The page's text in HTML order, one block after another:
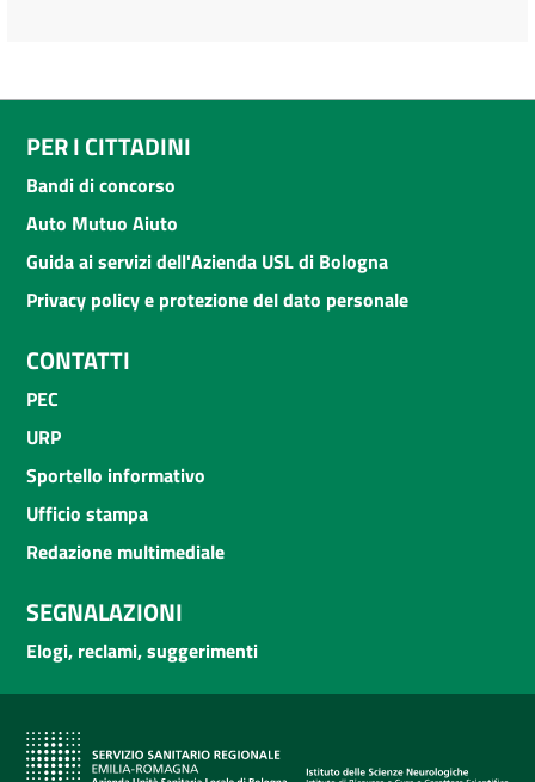
PER I CITTADINI
Bandi di concorso
Auto Mutuo Aiuto
Guida ai servizi dell'Azienda USL di Bologna
Privacy policy e protezione del dato personale
CONTATTI
PEC
URP
Sportello informativo
Ufficio stampa
Redazione multimediale
SEGNALAZIONI
Elogi, reclami, suggerimenti